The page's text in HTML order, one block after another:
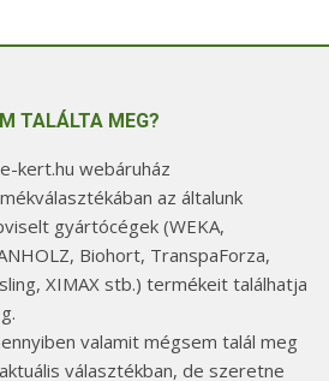
TALÁLTA MEG?
kert.hu webáruház
az általunk
gyártócégek (WEKA,
Biohort, TranspaForza,
XIMAX stb.) termékeit találhatja
valamit mégsem talál meg
választékban, de szeretne